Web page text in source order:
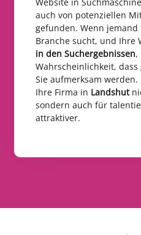
auch von potenziellen
gefunden. Wenn
Branche sucht, und Ihre
in den Suchergebnissen,
Wahrscheinlichkeit,
Sie aufmerksam werden.
Ihre Firma in Landshut
sondern auch für
attraktiver.